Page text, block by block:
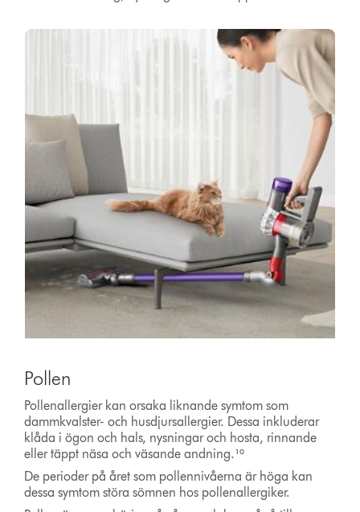
Pollen
Pollenallergier kan orsaka liknande symtom som
dammkvalster- och husdjursallergier. Dessa inkluderar
klåda i ögon och hals, nysningar och hosta, rinnande
eller täppt näsa och väsande andning.¹⁰
De perioder på året som pollennivåerna är höga kan
dessa symtom störa sömnen hos pollenallergiker.